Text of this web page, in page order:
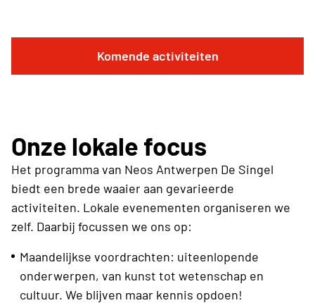
Komende activiteiten
Onze lokale focus
Het programma van Neos Antwerpen De Singel
biedt een brede waaier aan gevarieerde
activiteiten. Lokale evenementen organiseren we
zelf. Daarbij focussen we ons op:
Maandelijkse voordrachten: uiteenlopende
onderwerpen, van kunst tot wetenschap en
cultuur. We blijven maar kennis opdoen!